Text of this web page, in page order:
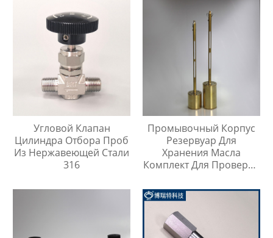
Угловой Клапан
Цилиндра Отбора Проб
Из Нержавеющей Стали
316
Промывочный Корпус
Резервуар Для
Хранения Масла
Комплект Для Проверки